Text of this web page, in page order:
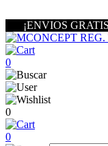
¡ENVIOS
0
0
0